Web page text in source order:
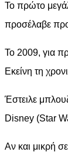
Το πρώτο
προσέλαβε
Το 2009, για
Εκείνη τη
Έστειλε
Disney (Star
Αν και μικρή